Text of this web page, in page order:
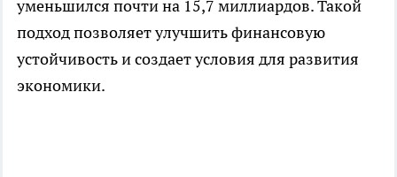
уменьшился почти на 15,7 миллиардов. Такой
подход позволяет улучшить финансовую
устойчивость и создает условия для развития
экономики.